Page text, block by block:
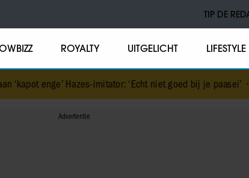
TIP DE
ROYALTY UITGELICHT LIFESTYLE
imitator: ‘Echt niet goed bij je paasei’•IJzige strijd